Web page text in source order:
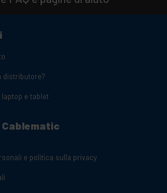
distributore?
e tablet
e politica sulla privacy